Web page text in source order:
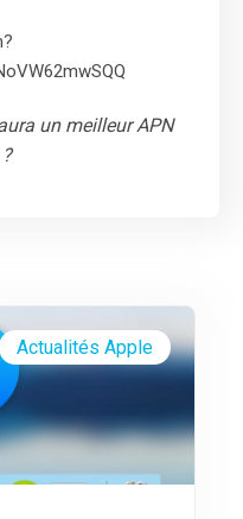
un meilleur APN
Actualités Apple